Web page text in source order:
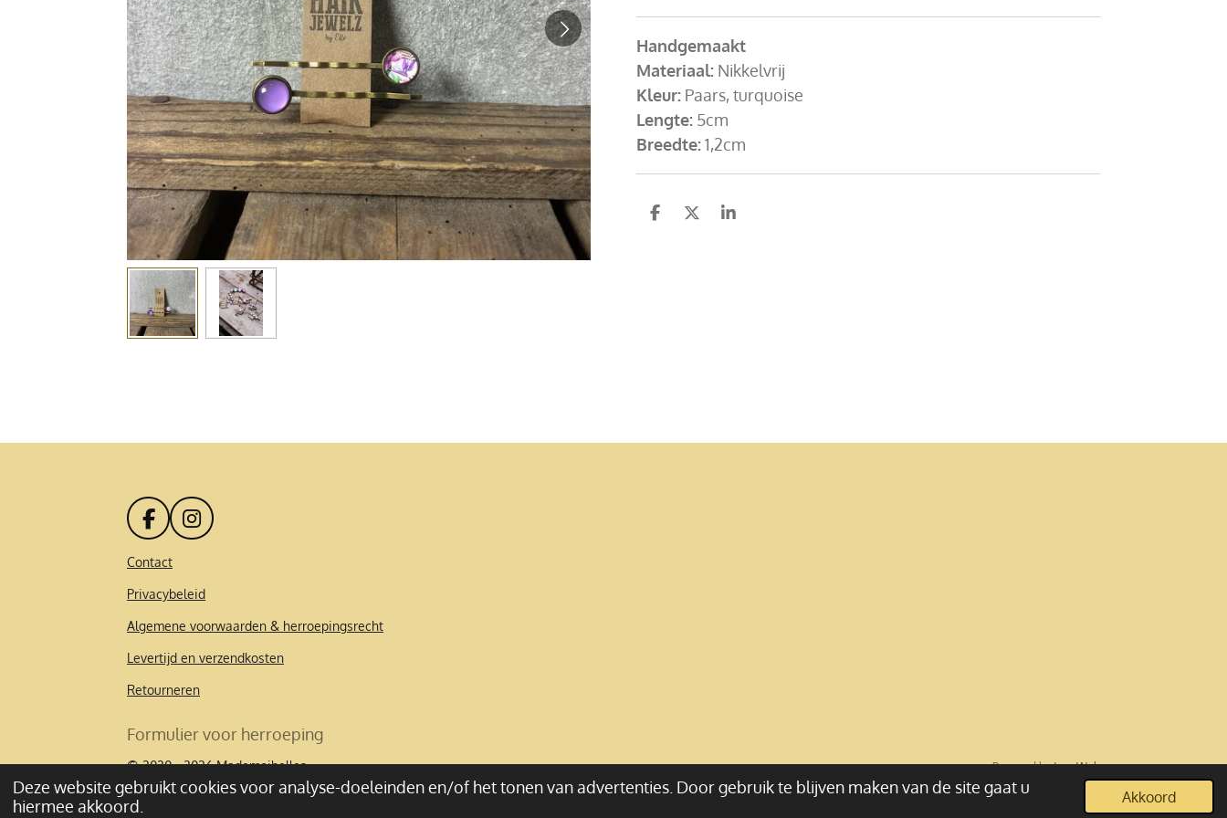
Deze website gebruikt cookies voor analyse-doeleinden en/of het tonen van advertenties. Door gebruik te blijven maken van de site gaat u
hiermee akkoord.
Akkoord
Handgemaakt
Materiaal: Nikkelvrij
Kleur: Paars, turquoise
Lengte: 5cm
Breedte:1,2cm
D
D
S
F
a
c
b
o
k
I
n
a
g
a
Contact
Privacybeleid
Algemene voorwaarden & herroepingsrecht
Levertijd en verzendkosten
Retourneren
Formulier voor herroeping
© 2020 - 2026 Mademoibelles Powered byJouwWeb